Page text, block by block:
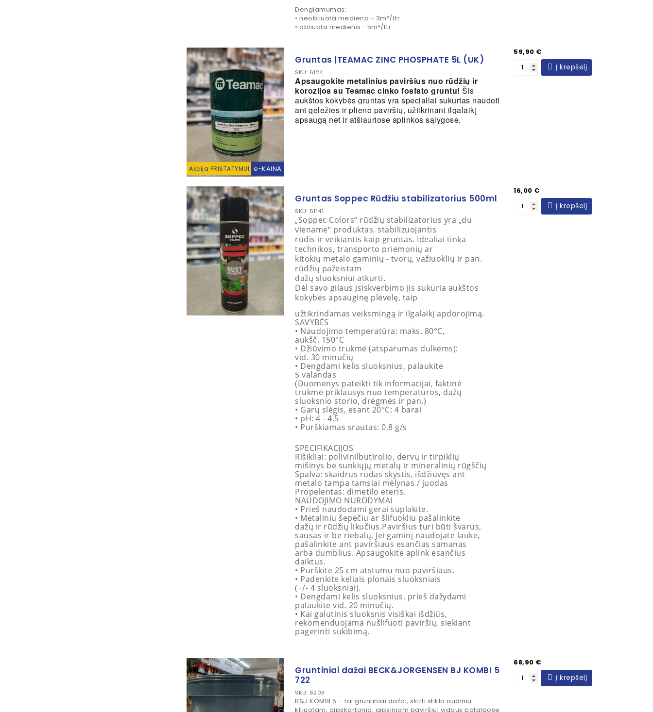
Dengiamumas:
• neobliuota mediena - 3m²/Ltr
• obliuota mediena - 5m²/Ltr
Akcija PRISTATYMUI e-KAINA
Gruntas |TEAMAC ZINC PHOSPHATE 5L (UK)
SKU: 6124
Apsaugokite metalinius paviršius nuo rūdžių ir
korozijos su Teamac cinko fosfato gruntu! Šis
aukštos kokybės gruntas yra specialiai sukurtas naudoti
ant geležies ir plieno paviršių, užtikrinant ilgalaikį
apsaugą net ir atšiauriose aplinkos sąlygose.
Kaina
59,90 €
Į krepšelį
Gruntas Soppec Rūdžiu stabilizatorius 500ml
SKU: 61141
„Soppec Colors“ rūdžių stabilizatorius yra „du
viename“ produktas, stabilizuojantis
rūdis ir veikiantis kaip gruntas. Idealiai tinka
technikos, transporto priemonių ar
kitokių metalo gaminių - tvorų, važiuoklių ir pan.
rūdžių pažeistam
dažų sluoksniui atkurti.
Dėl savo gilaus įsiskverbimo jis sukuria aukštos
kokybės apsauginę plėvelę, taip
užtikrindamas veiksmingą ir ilgalaikį apdorojimą.
SAVYBĖS
• Naudojimo temperatūra: maks. 80°C,
aukšč. 150°C
• Džiūvimo trukmė (atsparumas dulkėms):
vid. 30 minučių
• Dengdami kelis sluoksnius, palaukite
5 valandas
(Duomenys pateikti tik informacijai, faktinė
trukmė priklausys nuo temperatūros, dažų
sluoksnio storio, drėgmės ir pan.)
• Garų slėgis, esant 20°C: 4 barai
• pH: 4 - 4,5
• Purškiamas srautas: 0,8 g/s
SPECIFIKACIJOS
Rišikliai: polivinilbutirolio, dervų ir tirpiklių
mišinys be sunkiųjų metalų ir mineralinių rūgščių
Spalva: skaidrus rudas skystis, išdžiūvęs ant
metalo tampa tamsiai mėlynas / juodas
Propelentas: dimetilo eteris.
NAUDOJIMO NURODYMAI
• Prieš naudodami gerai suplakite.
• Metaliniu šepečiu ar šlifuokliu pašalinkite
dažų ir rūdžių likučius.Paviršius turi būti švarus,
sausas ir be riebalų. Jei gaminį naudojate lauke,
pašalinkite ant paviršiaus esančias samanas
arba dumblius. Apsaugokite aplink esančius
daiktus.
• Purškite 25 cm atstumu nuo paviršiaus.
• Padenkite keliais plonais sluoksniais
(+/- 4 sluoksniai).
• Dengdami kelis sluoksnius, prieš dažydami
palaukite vid. 20 minučių.
• Kai galutinis sluoksnis visiškai išdžiūs,
rekomenduojama nušlifuoti paviršių, siekiant
pagerinti sukibimą.
Kaina
16,00 €
Į krepšelį
Gruntiniai dažai BECK&JORGENSEN BJ KOMBI 5
722
SKU: 6203
B&J KOMBI 5 – tai gruntiniai dažai, skirti stiklo audiniu
klijuotam, gipskartonio, gipsiniam paviršiui vidaus patalpose
Kaina
68,90 €
Į krepšelį